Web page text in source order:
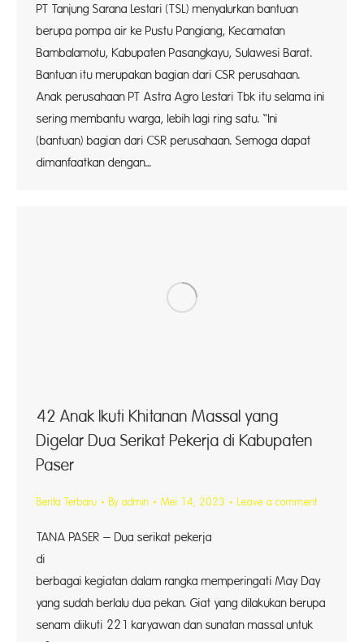
PT Tanjung Sarana Lestari (TSL) menyalurkan bantuan
berupa pompa air ke Pustu Pangiang, Kecamatan
Bambalamotu, Kabupaten Pasangkayu, Sulawesi Barat.
Bantuan itu merupakan bagian dari CSR perusahaan.
Anak perusahaan PT Astra Agro Lestari Tbk itu selama ini
sering membantu warga, lebih lagi ring satu. “Ini
(bantuan) bagian dari CSR perusahaan. Semoga dapat
dimanfaatkan dengan…
42 Anak Ikuti Khitanan Massal yang
Digelar Dua Serikat Pekerja di Kabupaten
Paser
Berita Terbaru By admin Mei 14, 2023 Leave a comment
TANA PASER – Dua serikat pekerja
di
berbagai kegiatan dalam rangka memperingati May Day
yang sudah berlalu dua pekan. Giat yang dilakukan berupa
senam diikuti 221 karyawan dan sunatan massal untuk